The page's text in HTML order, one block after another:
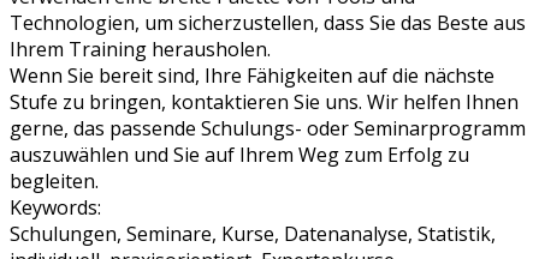
Technologien, um sicherzustellen, dass Sie das Beste aus
Ihrem Training herausholen.
Wenn Sie bereit sind, Ihre Fähigkeiten auf die nächste
Stufe zu bringen, kontaktieren Sie uns. Wir helfen Ihnen
gerne, das passende Schulungs- oder Seminarprogramm
auszuwählen und Sie auf Ihrem Weg zum Erfolg zu
begleiten.
Keywords:
Schulungen, Seminare, Kurse, Datenanalyse, Statistik,